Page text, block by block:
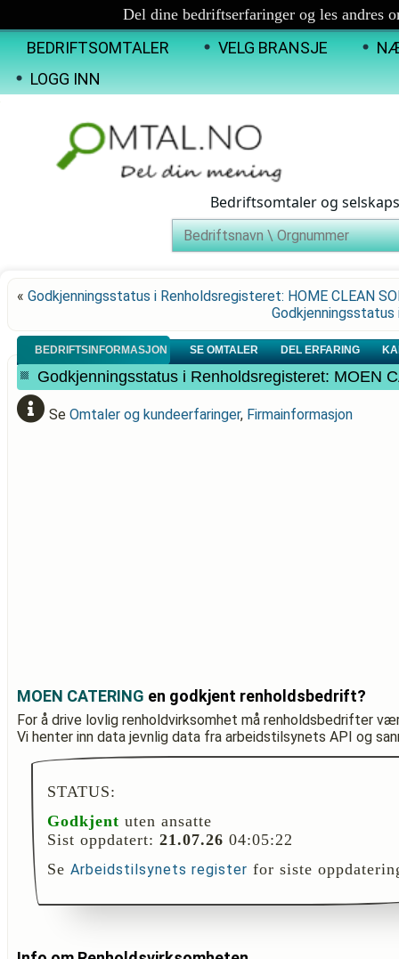
Del dine bedriftserfaringer og les andres
BEDRIFTSOMTALER VELG BRANSJE
LOGG INN
Bedriftsomtaler og
« Godkjenningsstatus i Renholdsregisteret: HOME CLEAN
Godkjenningsstatus
BEDRIFTSINFORMASJON SE OMTALER DEL ERFARING
Godkjenningsstatus i Renholdsregisteret: MOEN
Se Omtaler og kundeerfaringer, Firmainformasjon
MOEN CATERING en godkjent renholdsbedrift?
For å drive lovlig renholdvirksomhet må renholdsbedrifter
Vi henter inn data jevnlig data fra arbeidstilsynets API og
STATUS:
Godkjent uten ansatte
Sist oppdatert: 21.07.26 04:05:22
Se Arbeidstilsynets register for siste